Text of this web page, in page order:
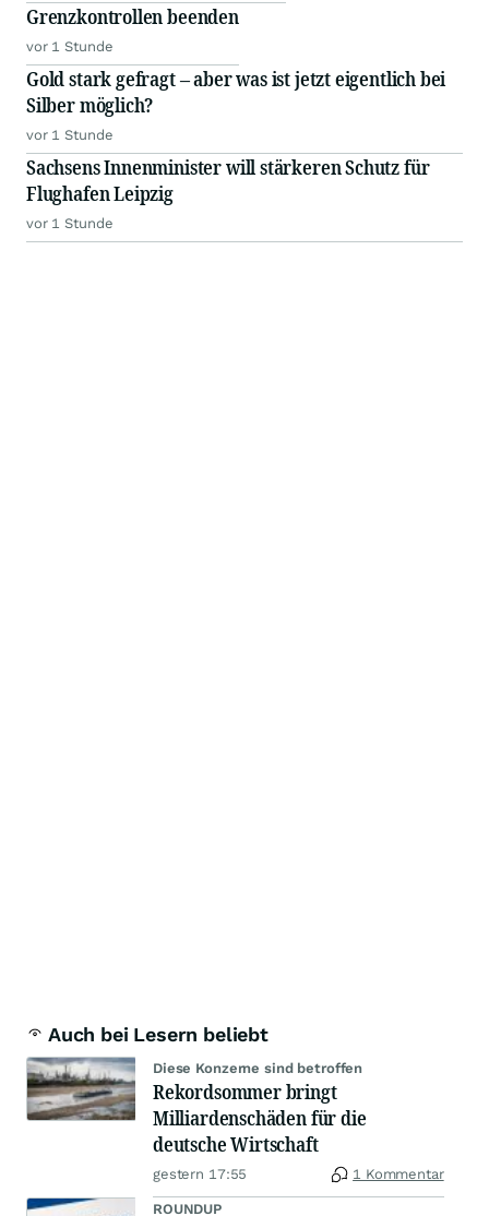
Grenzkontrollen beenden
vor 1 Stunde
Gold stark gefragt – aber was ist jetzt eigentlich bei
Silber möglich?
vor 1 Stunde
Sachsens Innenminister will stärkeren Schutz für
Flughafen Leipzig
vor 1 Stunde
Auch bei Lesern beliebt
Diese Konzerne sind betroffen
Rekordsommer bringt
Milliardenschäden für die
deutsche Wirtschaft
gestern 17:55 1 Kommentar
ROUNDUP